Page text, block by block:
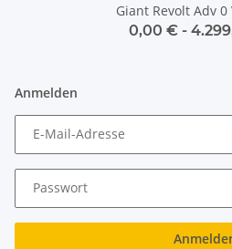
Giant Revolt Adv 0
0,00 € -
Anmelden
E-Mail-Adresse
Passwort